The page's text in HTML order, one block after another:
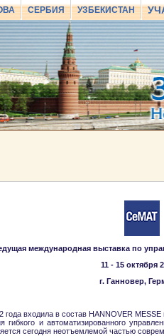
СЕРБИЯ УЗБЕКИСТАН
международная выставка по
11 - 15 октября
г. Ганновер,
входила в состав HANNOVER
и автоматизированного
сегодня неотъемлемой частью